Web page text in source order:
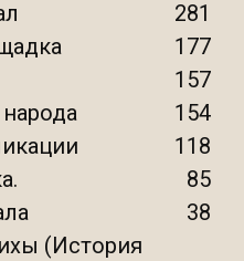
281
177
157
154
118
85
38
(История